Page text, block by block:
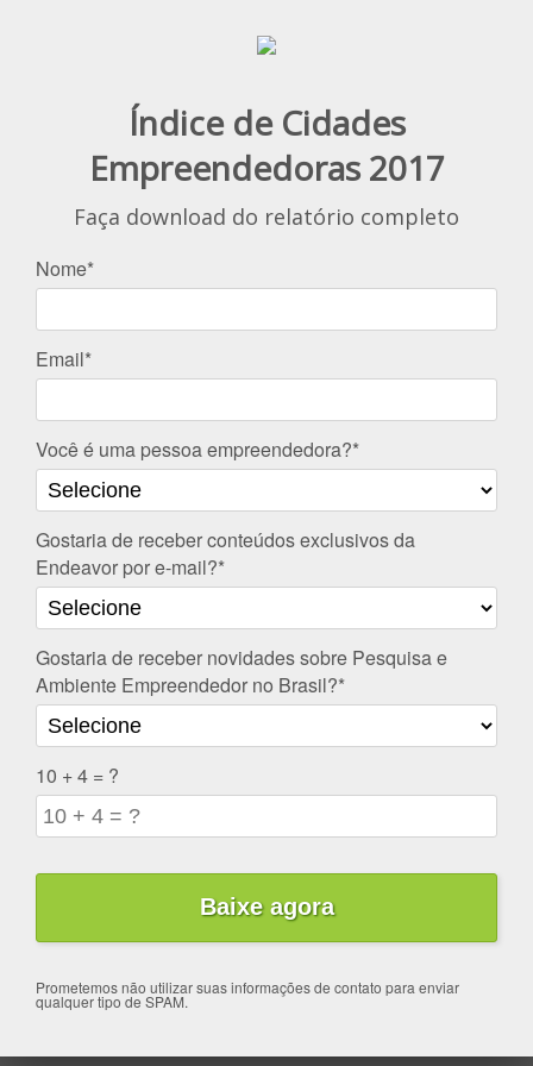
Índice de Cidades
Empreendedoras 2017
Faça download do relatório completo
Nome*
Email*
Você é uma pessoa empreendedora?*
Gostaria de receber conteúdos exclusivos da
Endeavor por e-mail?*
Gostaria de receber novidades sobre Pesquisa e
Ambiente Empreendedor no Brasil?*
10 + 4 = ?
Prometemos não utilizar suas informações de contato para enviar
qualquer tipo de SPAM.